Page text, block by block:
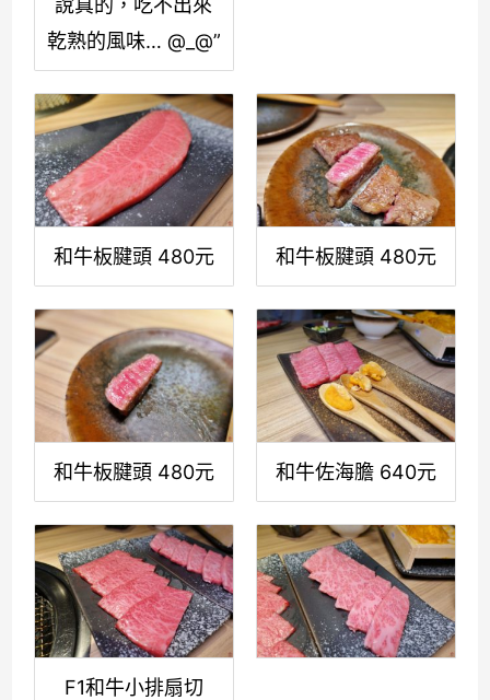
說真的，吃不出來
乾熟的風味… @_@”
和牛板腱頭 480元 和牛板腱頭 480元
和牛板腱頭 480元 和牛佐海膽 640元
F1和牛小排扇切